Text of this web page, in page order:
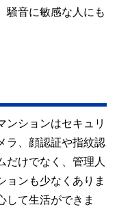
騒音に敏感な人にも
ンションはセキュリ
ラ、顔認証や指紋認
だけでなく、管理人
ョンも少なくありま
して生活ができま